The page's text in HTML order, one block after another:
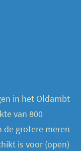
in het Oldambt
van 800
de grotere meren
is voor (open)